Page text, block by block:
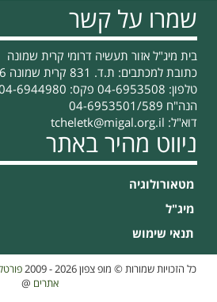
שמרו על קשר
בית מיג"ל אזור תעשיה דרומי קרית שמונה
כתובת למכתבים: ת.ד. 831 קרית שמונה 11016
טלפון: 04-6953508 פקס: 04-6944980
הנה"ח 04-6953501/589
דוא"ל: tcheletk@migal.org.il
ניווט מהיר באתר
מטאורולוגיה
מיג"ל
תנאי שימוש
כל הזכויות שמורות © מופ צפון 2026 - 2009
אתרים @